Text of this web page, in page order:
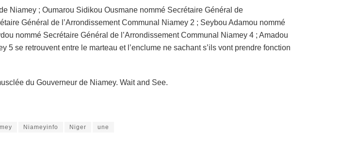
Niamey ; Oumarou Sidikou Ousmane nommé Secrétaire Général de
Général de l’Arrondissement Communal Niamey 2 ; Seybou Adamou nommé
nommé Secrétaire Général de l’Arrondissement Communal Niamey 4 ; Amadou
se retrouvent entre le marteau et l’enclume ne sachant s’ils vont prendre fonction
du Gouverneur de Niamey. Wait and See.
Niameyinfo Niger une